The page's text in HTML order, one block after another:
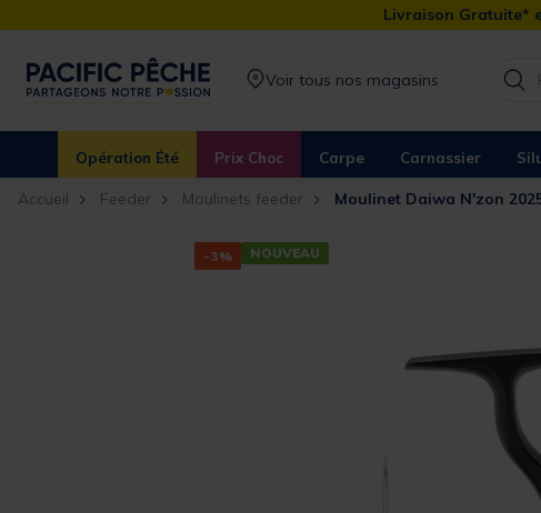
Livraison Gratuite*
Voir tous nos magasins
Opération Été Prix Choc Carpe Carnassier
Accueil Feeder Moulinets feeder Moulinet Daiwa N'zon
-3% NOUVEAU